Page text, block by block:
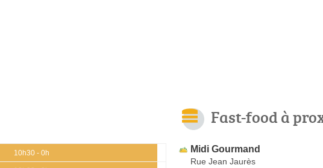
10h30 - 0h
Fast-food à
Midi Gourmand
Rue Jean Jaurès